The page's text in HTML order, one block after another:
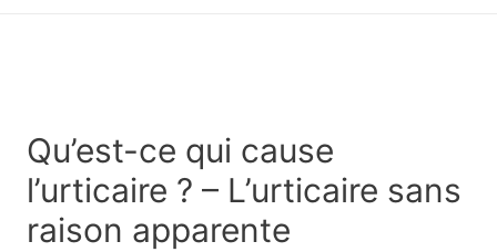
Qu’est-ce qui cause
l’urticaire ? – L’urticaire sans
raison apparente